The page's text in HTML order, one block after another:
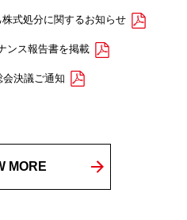
式処分に関するお知らせ
ンス報告書を掲載
決議ご通知
MORE